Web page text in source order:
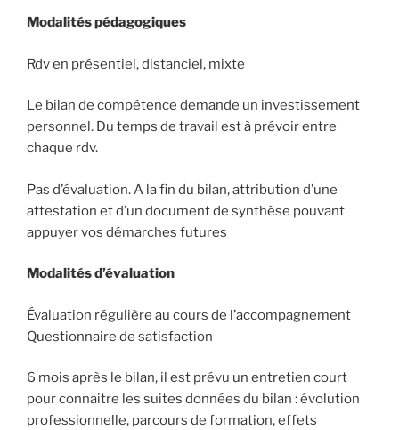
Modalités pédagogiques
Rdv en présentiel, distanciel, mixte
Le bilan de compétence demande un investissement
personnel. Du temps de travail est à prévoir entre
chaque rdv.
Pas d’évaluation. A la fin du bilan, attribution d’une
attestation et d’un document de synthèse pouvant
appuyer vos démarches futures
Modalités d’évaluation
Évaluation régulière au cours de l’accompagnement
Questionnaire de satisfaction
6 mois après le bilan, il est prévu un entretien court
pour connaitre les suites données du bilan : évolution
professionnelle, parcours de formation, effets